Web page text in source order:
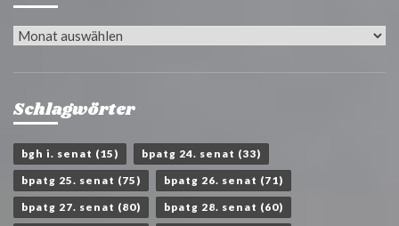
Archiv
Schlagwörter
bgh i. senat (15) bpatg 24. senat (33)
bpatg 25. senat (75) bpatg 26. senat (71)
bpatg 27. senat (80) bpatg 28. senat (60)